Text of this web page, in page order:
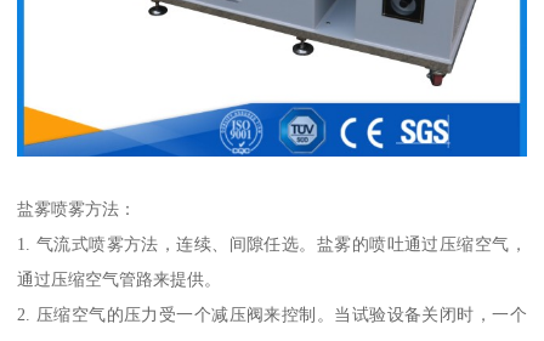
盐雾喷雾方法：
1. 气流式喷雾方法，连续、间隙任选。盐雾的喷吐通过压缩空气，
通过压缩空气管路来提供。
2. 压缩空气的压力受一个减压阀来控制。当试验设备关闭时，一个